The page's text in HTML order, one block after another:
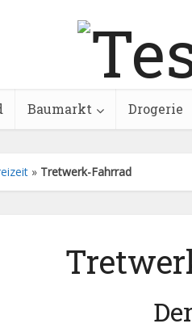
Baumarkt Drogerie
» Tretwerk-Fahrrad